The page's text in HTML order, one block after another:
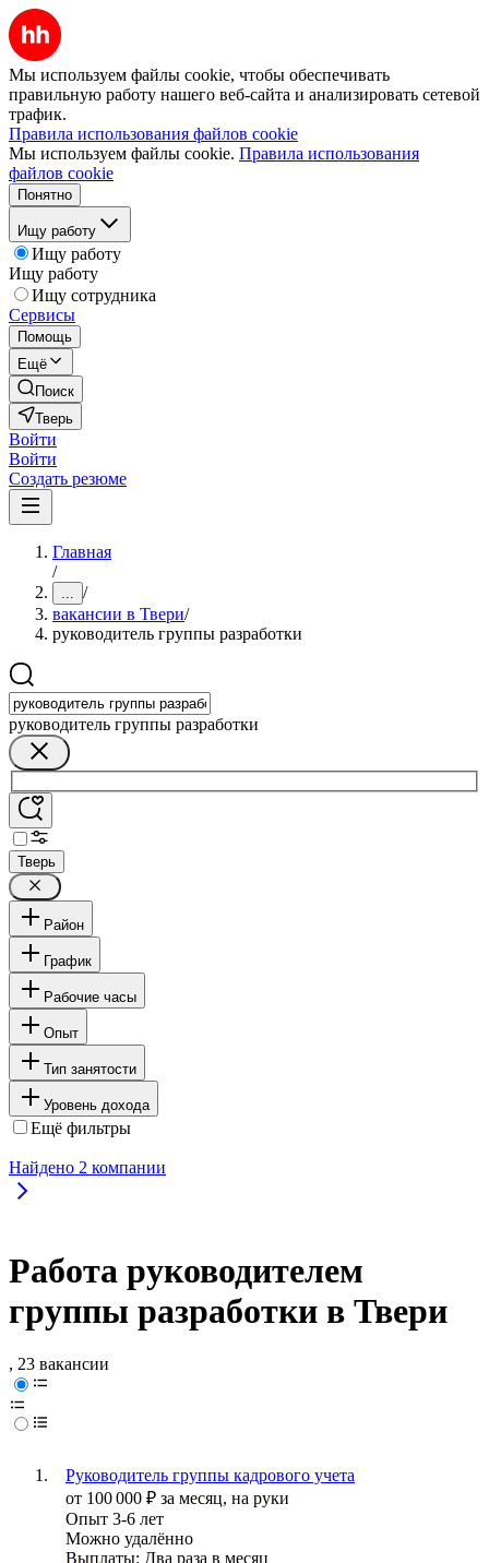
Мы используем файлы cookie, чтобы обеспечивать
правильную работу нашего веб-сайта и анализировать сетевой
трафик.
Правила использования файлов cookie
Мы используем файлы cookie. Правила использования
файлов cookie
Понятно
Ищу работу
Ищу работу
Ищу работу
Ищу сотрудника
Сервисы
Помощь
Ещё
Поиск
Тверь
Войти
Войти
Создать резюме
Главная
/
... /
вакансии в Твери/
руководитель группы разработки
руководитель группы разработки
Тверь
Район
График
Рабочие часы
Опыт
Тип занятости
Уровень дохода
Ещё фильтры
Найдено 2 компании
Работа руководителем
группы разработки в Твери
, 23 вакансии
Руководитель группы кадрового учета
от 100 000 ₽ за месяц, на руки
Опыт 3-6 лет
Можно удалённо
Выплаты: Два раза в месяц